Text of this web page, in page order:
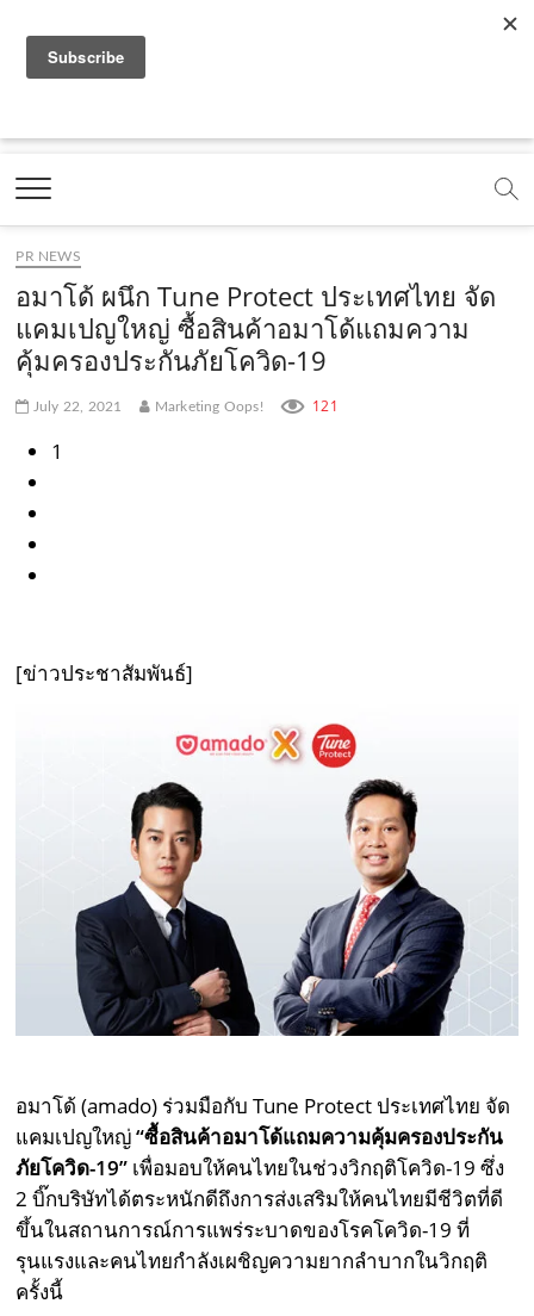
a
e
b
o
o
k
.
c
o
o
t
b
.
c
o
.
o
e
m
t
g
a
m
.
t
k
c
o
m
Marketing Oops!
DIGITAL | CREATIVE | ADVERTISING | CAMPAIGN |
PR NEWS
อมาโด้ ผนึก Tune Protect ประเทศไทย จัด
แคมเปญใหญ่ ซื้อสินค้าอมาโด้แถมความ
คุ้มครองประกันภัยโควิด-19
July 22, 2021 Marketing Oops! 121
1
[ข่าวประชาสัมพันธ์]
อมาโด้ (amado) ร่วมมือกับ Tune Protect ประเทศไทย จัด
แคมเปญใหญ่“ซื้อสินค้าอมาโด้แถมความคุ้มครองประกัน
ภัยโควิด-19” เพื่อมอบให้คนไทยในช่วงวิกฤติโควิด-19 ซึ่ง
2 บิ๊กบริษัทได้ตระหนักดีถึงการส่งเสริมให้คนไทยมีชีวิตที่ดี
ขึ้นในสถานการณ์การแพร่ระบาดของโรคโควิด-19 ที่
รุนแรงและคนไทยกำลังเผชิญความยากลำบากในวิกฤติ
ครั้งนี้